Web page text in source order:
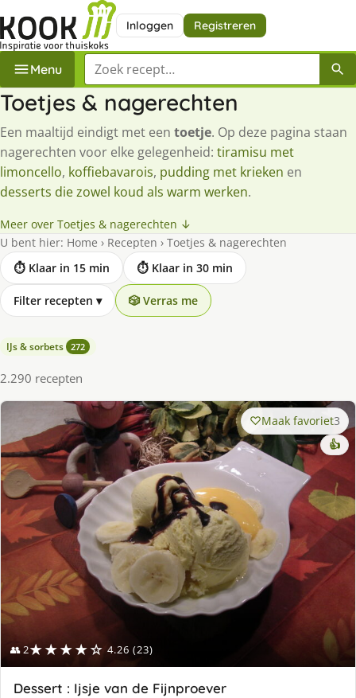
Inloggen Registreren
Menu Zoek een recept
Toetjes & nagerechten
Een maaltijd eindigt met een toetje. Op deze pagina staan
nagerechten voor elke gelegenheid: tiramisu met
limoncello, koffiebavarois, pudding met krieken en
desserts die zowel koud als warm werken.
Meer over Toetjes & nagerechten ↓
U bent hier: Home › Recepten › Toetjes & nagerechten
⏱ Klaar in 15 min
⏱ Klaar in 30 min
Filter recepten ▾ 🎲 Verras me
IJs & sorbets 272
2.290 recepten
👥 2★★★★☆ 4.26 (23)
Maak favoriet3
👍
Dessert : Ijsje van de Fijnproever